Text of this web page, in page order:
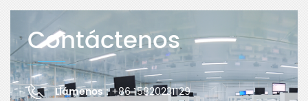
Contáctenos
Llámenos :+86 15820231129